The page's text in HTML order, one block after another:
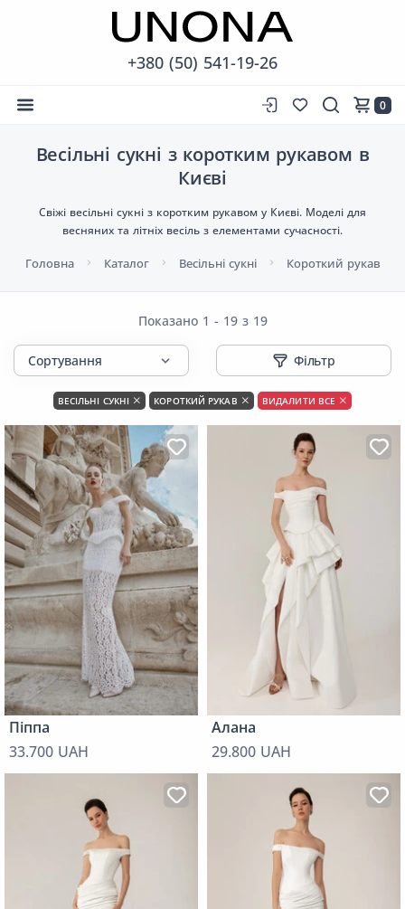
+380 (50) 541-19-26
0
Весільні сукні з коротким рукавом в
Києві
Свіжі весільні сукні з коротким рукавом у Києві. Моделі для
весняних та літніх весіль з елементами сучасності.
Головна Каталог Весільні сукні Короткий рукав
Показано 1 - 19 з 19
Фільтр
ВЕСІЛЬНІ СУКНІ КОРОТКИЙ РУКАВ ВИДАЛИТИ ВСЕ
Піппа
33.700 UAH
Алана
29.800 UAH